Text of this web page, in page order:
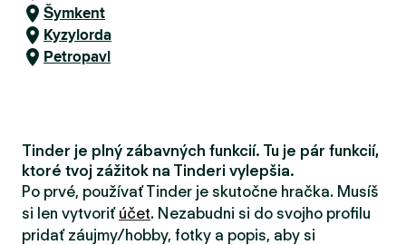
Šymkent
Kyzylorda
Petropavl
Tinder je plný zábavných funkcií. Tu je pár funkcií,
ktoré tvoj zážitok na Tinderi vylepšia.
Po prvé, používať Tinder je skutočne hračka. Musíš
si len vytvoriť účet. Nezabudni si do svojho profilu
pridať záujmy/hobby, fotky a popis, aby si